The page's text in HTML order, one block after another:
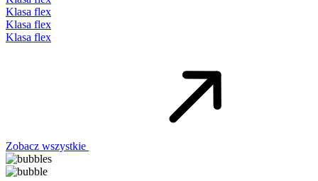
Klasa flex
Klasa flex
Klasa flex
Zobacz wszystkie